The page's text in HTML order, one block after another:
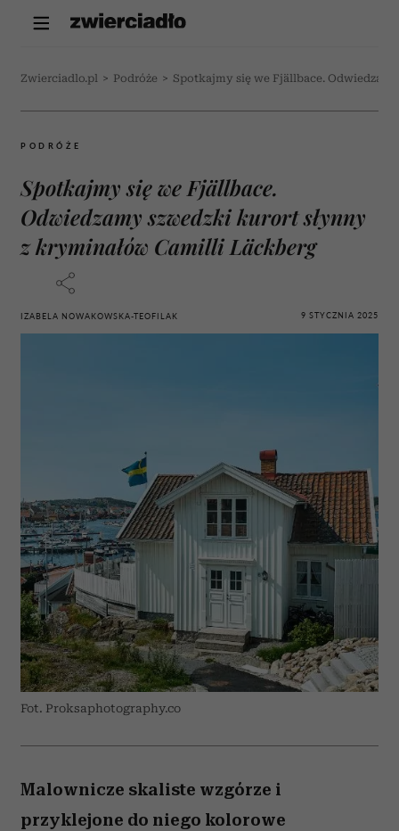
Zwierciadlo.pl > Podróże > Spotkajmy się we Fjällbace.
PODRÓŻE
Spotkajmy się we Fjällbace.
Odwiedzamy szwedzki kurort słynny
z kryminałów Camilli Läckberg
IZABELA NOWAKOWSKA-TEOFILAK 9 STYCZNIA 2025
Fot. Proksaphotography.co
Malownicze skaliste wzgórze i
przyklejone do niego kolorowe